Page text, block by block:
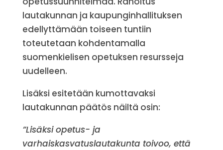
lautakunnan ja kaupunginhallituksen
edellyttämään toiseen tuntiin
toteutetaan kohdentamalla
suomenkielisen opetuksen resursseja
uudelleen.
Lisäksi esitetään kumottavaksi
lautakunnan päätös näiltä osin:
”Lisäksi opetus- ja
varhaiskasvatuslautakunta toivoo, että